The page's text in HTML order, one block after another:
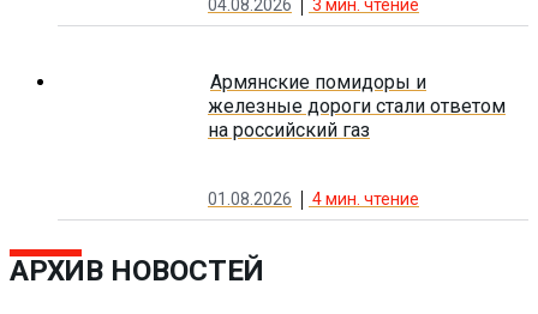
04.08.2026 3 мин. чтение
Армянские помидоры и
железные дороги стали ответом
на российский газ
01.08.2026 4мин. чтение
АРХИВ НОВОСТЕЙ